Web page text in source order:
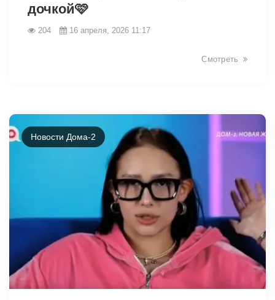
дочкой🩷
204 16 апреля, 2026 11:17
Смотреть
Новости Дома-2